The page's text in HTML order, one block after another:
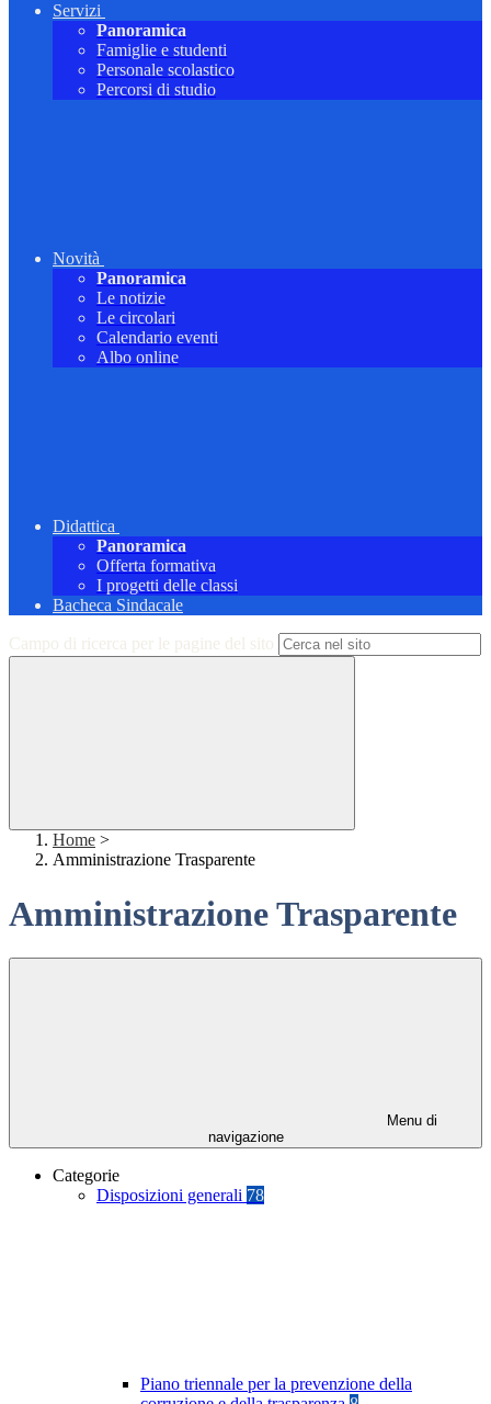
Servizi
Panoramica
Famiglie e studenti
Personale scolastico
Percorsi di studio
Novità
Panoramica
Le notizie
Le circolari
Calendario eventi
Albo online
Didattica
Panoramica
Offerta formativa
I progetti delle classi
Bacheca Sindacale
Campo di ricerca per le pagine del sito
Home >
Amministrazione Trasparente
Amministrazione Trasparente
Menu di
navigazione
Categorie
Disposizioni generali 78
Piano triennale per la prevenzione della